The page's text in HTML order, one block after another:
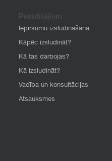
Pasūtītājiem
Iepirkumu izsludināšana
Kāpēc izsludināt?
Kā tas darbojas?
Kā izsludināt?
Vadība un konsultācijas
Atsauksmes